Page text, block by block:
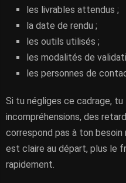
les livrables attendus ;
la date de rendu ;
les outils utilisés ;
les modalités de
les personnes de
Si tu négliges ce cadrage, tu
incompréhensions, des
correspond pas à ton besoin
est claire au départ, plus le
rapidement.